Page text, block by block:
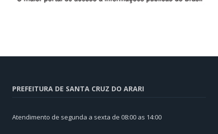
PREFEITURA DE SANTA CRUZ DO ARARI
Atendimento de segunda a sexta de 08:00 as 14:00